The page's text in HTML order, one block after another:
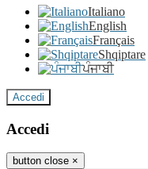
Italiano
English
Français
Shqiptare
ਪੰਜਾਬੀ
Accedi
Accedi
button close ×